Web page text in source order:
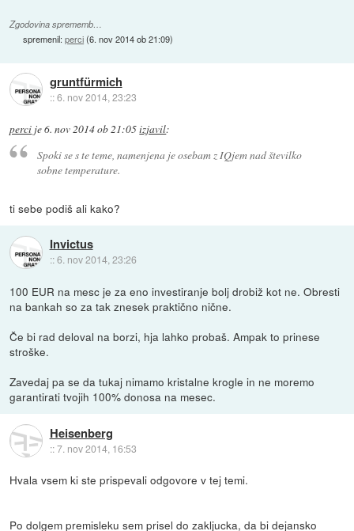
Zgodovina sprememb…
spremenil:perci(6. nov 2014 ob 21:09)
gruntfürmich
::6. nov 2014, 23:23
perci je6. nov 2014 ob 21:05izjavil:
Spoki se s te teme, namenjena je osebam z IQjem nad številko
sobne temperature.
ti sebe podiš ali kako?
Invictus
::6. nov 2014, 23:26
100 EUR na mesc je za eno investiranje bolj drobiž kot ne. Obresti
na bankah so za tak znesek praktično nične.
Če bi rad deloval na borzi, hja lahko probaš. Ampak to prinese
stroške.
Zavedaj pa se da tukaj nimamo kristalne krogle in ne moremo
garantirati tvojih 100% donosa na mesec.
Heisenberg
::7. nov 2014, 16:53
Hvala vsem ki ste prispevali odgovore v tej temi.
Po dolgem premisleku sem prisel do zakljucka, da bi dejansko